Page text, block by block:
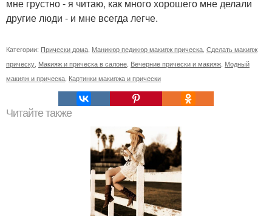
мне грустно - я читаю, как много хорошего мне делали
другие люди - и мне всегда легче.
Категории: Прически дома Маникюр педикюр макияж прическа Сделать макияж
прическу Макияж и прическа в салоне Вечерние прически и макияж Модный
макияж и прическа Картинки макияжа и прически
Читайте также